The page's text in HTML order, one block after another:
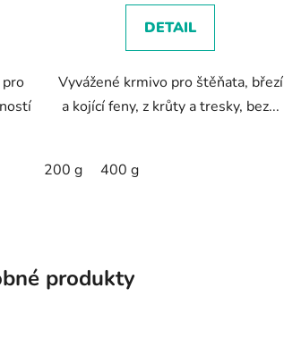
z
DETAIL
Vyvážené krmivo pro štěňata, březí
a kojící feny, z krůty a tresky, bez...
200 g 400 g
produkty